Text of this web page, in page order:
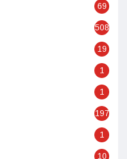
69
508
19
1
1
197
1
10